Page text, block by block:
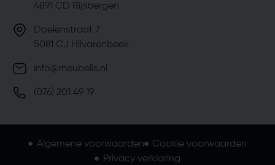
4891 CD Rijsbergen
Doelenstraat 7
5081 CJ Hilvarenbeek
info@meubelis.nl
(076) 201 49 19
Algemene voorwaarden
Cookie voorwaarden
Privacy verklaring